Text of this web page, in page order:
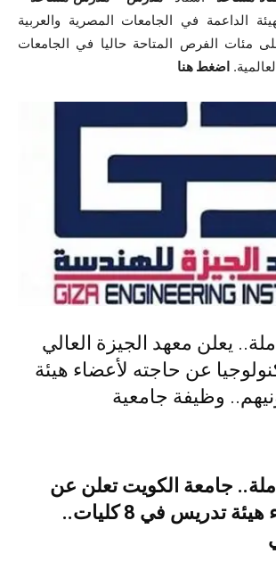
الداعمة في الجامعات المصرية والعربية
مئات الفرص المتاحة حاليا في الجامعات
اضغط هنا
يعلن معهد الجيزة العالي
عن حاجته لأعضاء هيئة
وظيفة جامعية
جامعة الكويت تعلن عن
حاجتها لأعضاء هيئة تدريس في 8 كليات..